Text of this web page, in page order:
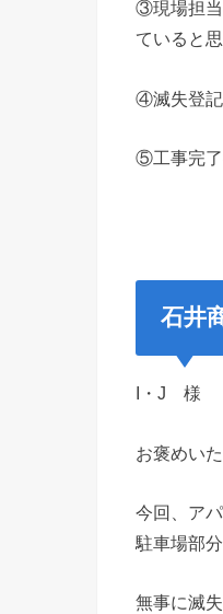
③現場担当
ていると
④滅失登記
⑤工事完了
石井
I・J 様
お褒めい
今回、ア
駐車場部
無事に滅